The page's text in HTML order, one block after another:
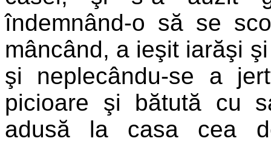
îndemnând-o să se
mâncând, a ieşit iarăşi
şi neplecându-se a
picioare şi bătută cu
adusă la casa cea